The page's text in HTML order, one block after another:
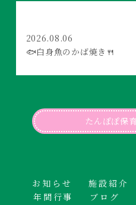
2026.08.06
🐟白身魚のかば焼き🍴
たんぽぽ保
お知らせ 施設紹介
年間行事
ブログ